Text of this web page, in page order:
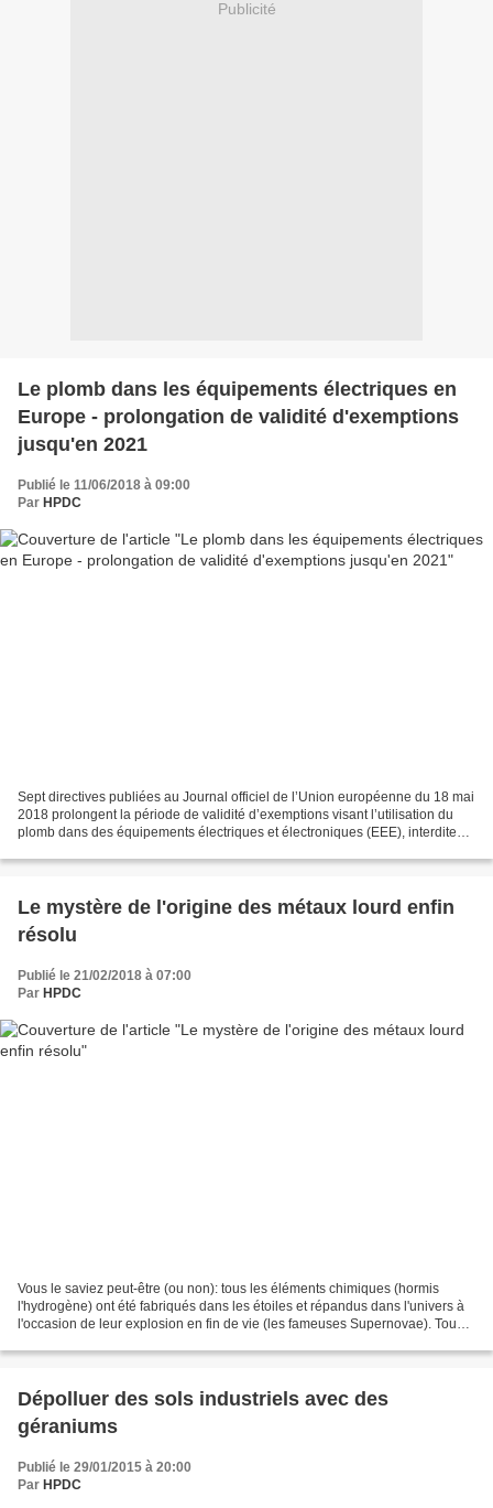
Publicité
Le plomb dans les équipements électriques en
Europe - prolongation de validité d'exemptions
jusqu'en 2021
Publié le 11/06/2018 à 09:00
Par HPDC
Sept directives publiées au Journal officiel de l’Union européenne du 18 mai
2018 prolongent la période de validité d’exemptions visant l’utilisation du
plomb dans des équipements électriques et électroniques (EEE), interdite
Le mystère de l'origine des métaux lourd enfin
résolu
Publié le 21/02/2018 à 07:00
Par HPDC
Vous le saviez peut-être (ou non): tous les éléments chimiques (hormis
l'hydrogène) ont été fabriqués dans les étoiles et répandus dans l'univers à
l'occasion de leur explosion en fin de vie (les fameuses Supernovae). Tous
Dépolluer des sols industriels avec des
géraniums
Publié le 29/01/2015 à 20:00
Par HPDC